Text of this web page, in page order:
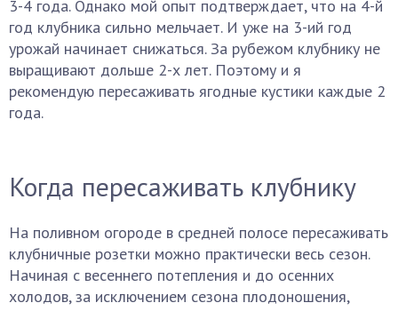
3-4 года. Однако мой опыт подтверждает, что на 4-й
год клубника сильно мельчает. И уже на 3-ий год
урожай начинает снижаться. За рубежом клубнику не
выращивают дольше 2-х лет. Поэтому и я
рекомендую пересаживать ягодные кустики каждые 2
года.
Когда пересаживать клубнику
На поливном огороде в средней полосе пересаживать
клубничные розетки можно практически весь сезон.
Начиная с весеннего потепления и до осенних
холодов, за исключением сезона плодоношения,